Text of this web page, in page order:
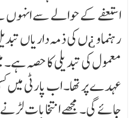
استعفے کے حوالے سے انہوں نے
رہنماو ¿ں کی ذمہ داریاں
معمول کی تبدیلی کا حصہ
عہدے پر تھا۔ اب پارٹی میں
جائے گی۔ مجھے انتخابات